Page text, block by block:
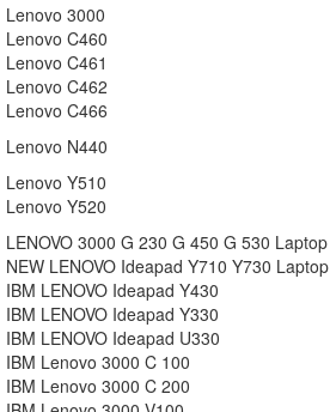
Lenovo 3000
Lenovo C460
Lenovo C461
Lenovo C462
Lenovo C466
Lenovo N440
Lenovo Y510
Lenovo Y520
LENOVO 3000 G 230 G 450 G 530 Laptop
NEW LENOVO Ideapad Y710 Y730 Laptop
IBM LENOVO Ideapad Y430
IBM LENOVO Ideapad Y330
IBM LENOVO Ideapad U330
IBM Lenovo 3000 C 100
IBM Lenovo 3000 C 200